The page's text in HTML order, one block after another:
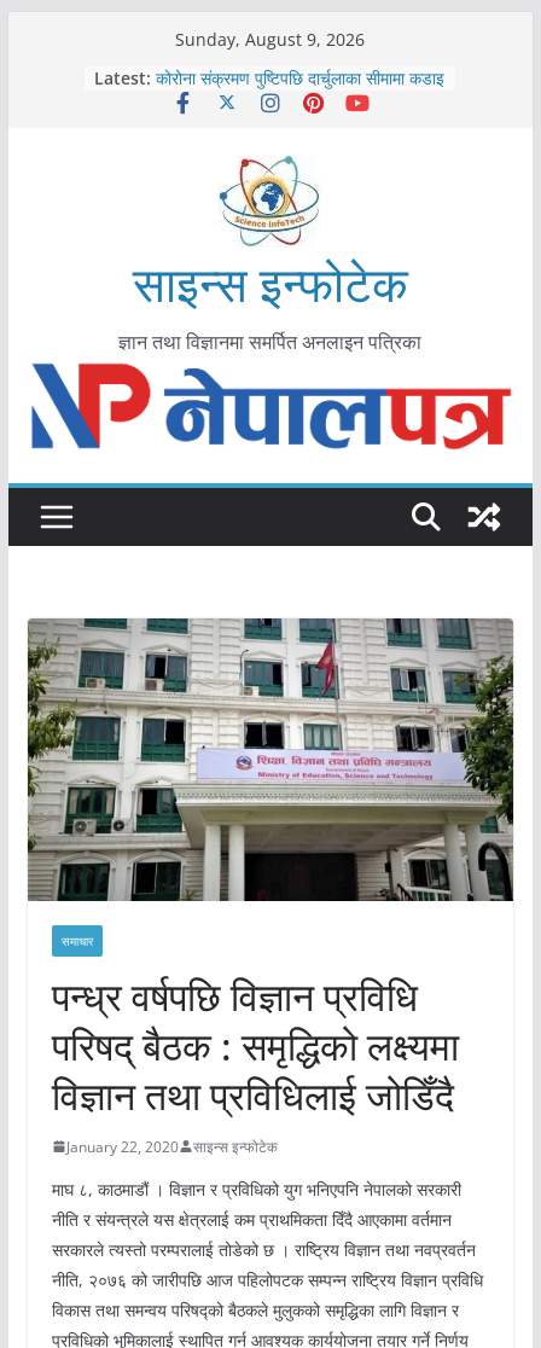
Sunday, August 9, 2026
Latest:
काभ्रेपलाञ्चोकमा आयुर्वेद स्वास्थ्योपचारतर्फ
आकर्षण बढ्दै
कोरोना संक्रमण पुष्टिपछि दार्चुलाका सीमामा कडाइ
मकवानपुरमा खोरेत रोग विरुद्धको खोप लगाउन
आयुर्वेद चिकित्सा प्रणालीको भूमिका महत्वपूर्ण छ :
मुख्यमन्त्री शाह
साइन्स इन्फोटेक
ज्ञान तथा विज्ञानमा समर्पित अनलाइन पत्रिका
समाचार
पन्ध्र वर्षपछि विज्ञान प्रविधि
परिषद् बैठक : समृद्धिको लक्ष्यमा
विज्ञान तथा प्रविधिलाई जोडिँदै
January 22, 2020 साइन्स इन्फोटेक
माघ ८, काठमाडौं । विज्ञान र प्रविधिको युग भनिएपनि नेपालको सरकारी
नीति र संयन्त्रले यस क्षेत्रलाई कम प्राथमिकता दिँदै आएकामा वर्तमान
सरकारले त्यस्तो परम्परालाई तोडेको छ । राष्ट्रिय विज्ञान तथा नवप्रवर्तन
नीति, २०७६ को जारीपछि आज पहिलोपटक सम्पन्न राष्ट्रिय विज्ञान प्रविधि
विकास तथा समन्वय परिषद्को बैठकले मुलुकको समृद्धिका लागि विज्ञान र
प्रविधिको भूमिकालाई स्थापित गर्न आवश्यक कार्ययोजना तयार गर्ने निर्णय